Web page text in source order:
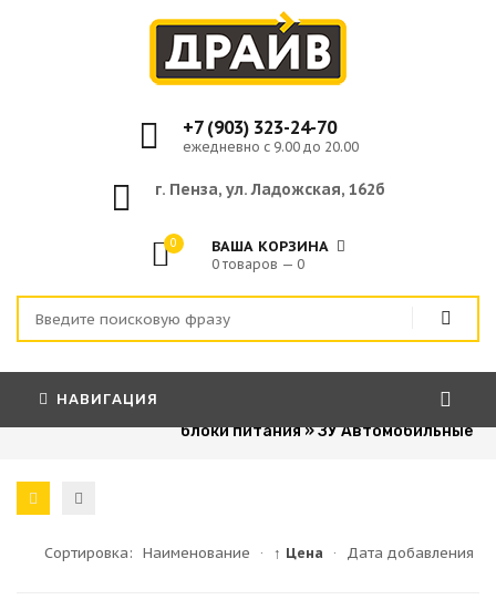
+7 (903) 323-24-70
ежедневно с 9.00 до 20.00
г. Пенза, ул. Ладожская, 162б
0 ВАША КОРЗИНА
0 товаров — 0
НАВИГАЦИЯ
Зарядные устройства и
блоки питания»ЗУ Автомобильные
Сортировка: Наименование · ↑ Цена · Дата добавления